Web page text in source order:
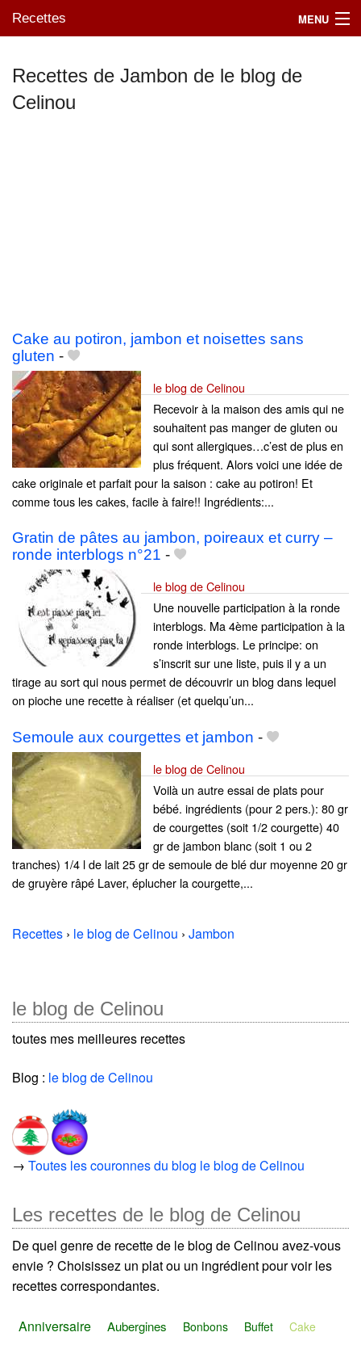
Recettes MENU
Mes blogs préférés
Recettes de Jambon de le blog de
Celinou
Cake au potiron, jambon et noisettes sans
gluten -
le blog de Celinou
Recevoir à la maison des amis qui ne
souhaitent pas manger de gluten ou
qui sont allergiques…c’est de plus en
plus fréquent. Alors voici une idée de
cake originale et parfait pour la saison : cake au potiron! Et
comme tous les cakes, facile à faire!! Ingrédients:...
Gratin de pâtes au jambon, poireaux et curry –
ronde interblogs n°21 -
le blog de Celinou
Une nouvelle participation à la ronde
interblogs. Ma 4ème participation à la
ronde interblogs. Le principe: on
s’inscrit sur une liste, puis il y a un
tirage au sort qui nous permet de découvrir un blog dans lequel
on pioche une recette à réaliser (et quelqu’un...
Semoule aux courgettes et jambon -
le blog de Celinou
Voilà un autre essai de plats pour
bébé. ingrédients (pour 2 pers.): 80 gr
de courgettes (soit 1/2 courgette) 40
gr de jambon blanc (soit 1 ou 2
tranches) 1/4 l de lait 25 gr de semoule de blé dur moyenne 20 gr
de gruyère râpé Laver, éplucher la courgette,...
Recettes › le blog de Celinou › Jambon
le blog de Celinou
toutes mes meilleures recettes
Blog : le blog de Celinou
→ Toutes les couronnes du blog le blog de Celinou
Les recettes de le blog de Celinou
De quel genre de recette de le blog de Celinou avez-vous
envie ? Choisissez un plat ou un ingrédient pour voir les
recettes correspondantes.
Anniversaire Aubergines Bonbons Buffet
Cake